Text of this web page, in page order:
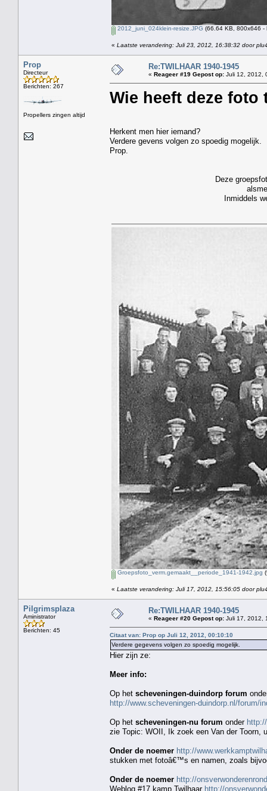
2012_juni_024klein-resize.JPG (66.64 KB, 800x646 -
« Laatste verandering: Juli 23, 2012, 16:38:32 door
Prop
Directeur
Berichten: 267
Propellers zingen altijd
Re:TWILHAAR 1940-1945
« Reageer #19 Gepost op: Juli 12, 2012,
Wie heeft deze
Herkent men hier iemand?
Verdere gevens volgen zo spoedig mogelijk.
Prop.
Deze
Inmiddels
Groepsfoto_verm.gemaakt__periode_1941-1942.jpg
« Laatste verandering: Juli 17, 2012, 15:56:05 door
Pilgrimsplaza
Aministrator
Berichten: 45
Re:TWILHAAR 1940-1945
« Reageer #20 Gepost op: Juli 17, 2012,
Citaat van: Prop op Juli 12, 2012, 00:10:10
Verdere gegevens volgen zo spoedig mogelijk.
Hier zijn ze:
Meer info:
Op het scheveningen-duindorp forum
http://www.scheveningen-duindorp.nl/forum/
Op het scheveningen-nu forum onder
zie Topic: WOII, Ik zoek een Van der Toorn,
Onder de noemer http://
stukken met fotoâ€™s en namen, zoals
Onder de noemer http://
Weblog #17 kamp Twilhaar http://